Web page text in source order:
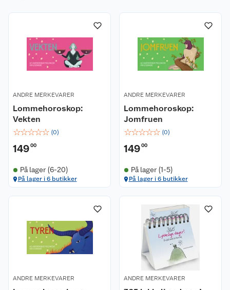
ANDRE MERKEVARER
Lommehoroskop:
Vekten
☆☆☆☆☆ (0)
14900
På lager (6-20)
På lager i 6 butikker
ANDRE MERKEVARER
Lommehoroskop:
Jomfruen
☆☆☆☆☆ (0)
14900
På lager (1-5)
På lager i 6 butikker
ANDRE MERKEVARER ANDRE MERKEVARER